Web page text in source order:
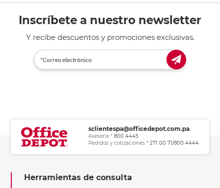
Inscríbete a nuestro newsletter
Y recibe descuentos y promociones exclusivas.
sclientespa@officedepot.com.pa
Asesoría * 800 4445
Pedidos y cotizaciones * 271 00 71/800 4444
Herramientas de consulta